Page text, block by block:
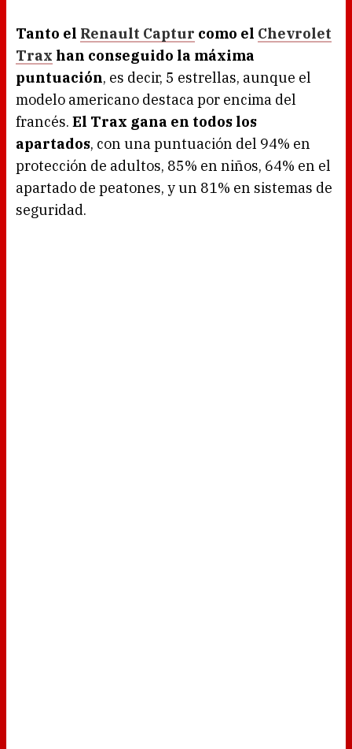
Tanto el Renault Captur como el Chevrolet
Trax han conseguido la máxima
puntuación, es decir, 5 estrellas, aunque el
modelo americano destaca por encima del
francés. El Trax gana en todos los
apartados, con una puntuación del 94% en
protección de adultos, 85% en niños, 64% en el
apartado de peatones, y un 81% en sistemas de
seguridad.